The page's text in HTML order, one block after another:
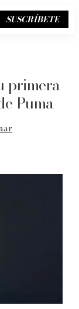
SUSCRÍBETE
primera
Puma